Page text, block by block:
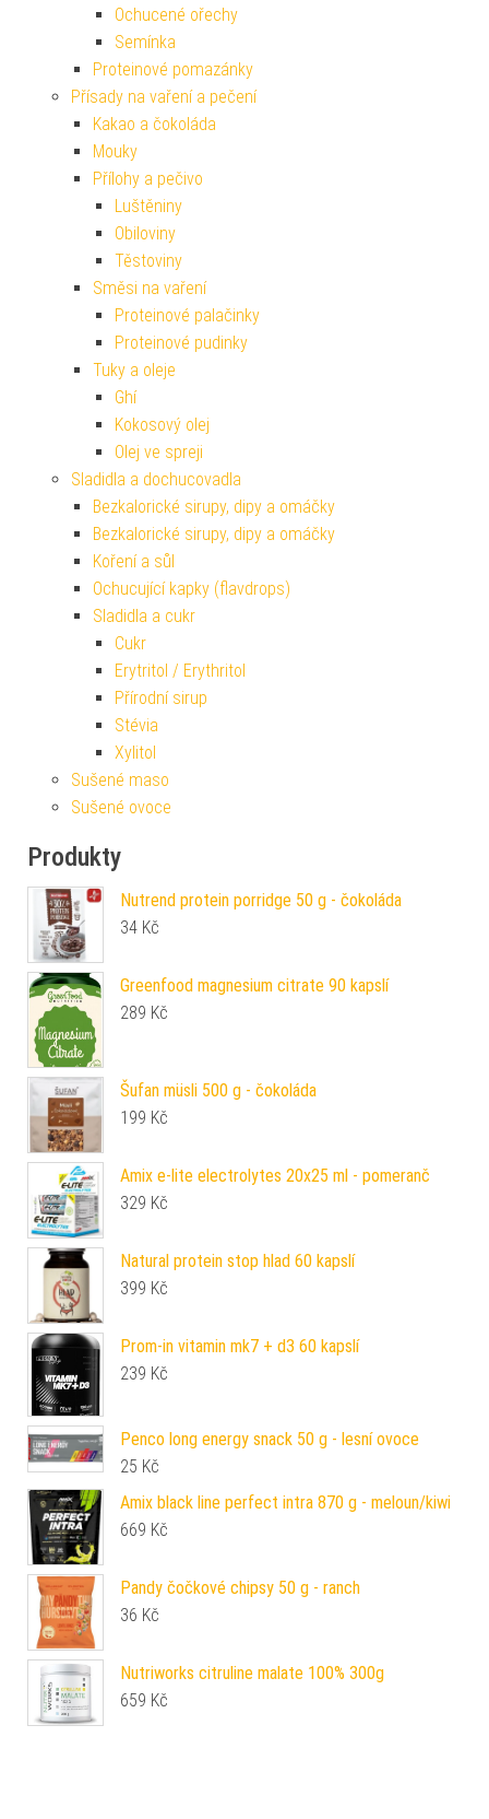
Ochucené ořechy
Semínka
Proteinové pomazánky
Přísady na vaření a pečení
Kakao a čokoláda
Mouky
Přílohy a pečivo
Luštěniny
Obiloviny
Těstoviny
Směsi na vaření
Proteinové palačinky
Proteinové pudinky
Tuky a oleje
Ghí
Kokosový olej
Olej ve spreji
Sladidla a dochucovadla
Bezkalorické sirupy, dipy a omáčky
Bezkalorické sirupy, dipy a omáčky
Koření a sůl
Ochucující kapky (flavdrops)
Sladidla a cukr
Cukr
Erytritol / Erythritol
Přírodní sirup
Stévia
Xylitol
Sušené maso
Sušené ovoce
Produkty
Nutrend protein porridge 50 g - čokoláda
34 Kč
Greenfood magnesium citrate 90 kapslí
289 Kč
Šufan müsli 500 g - čokoláda
199 Kč
Amix e-lite electrolytes 20x25 ml - pomeranč
329 Kč
Natural protein stop hlad 60 kapslí
399 Kč
Prom-in vitamin mk7 + d3 60 kapslí
239 Kč
Penco long energy snack 50 g - lesní ovoce
25 Kč
Amix black line perfect intra 870 g - meloun/kiwi
669 Kč
Pandy čočkové chipsy 50 g - ranch
36 Kč
Nutriworks citruline malate 100% 300g
659 Kč